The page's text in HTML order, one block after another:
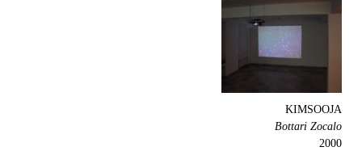
KIMSOOJA
Bottari Zocalo
2000